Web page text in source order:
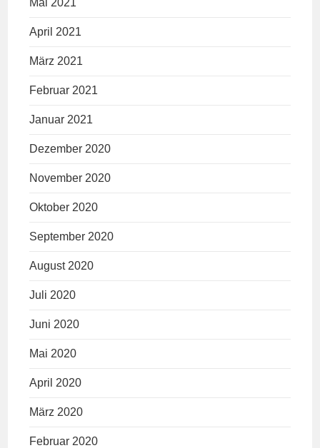
Mai 2021
April 2021
März 2021
Februar 2021
Januar 2021
Dezember 2020
November 2020
Oktober 2020
September 2020
August 2020
Juli 2020
Juni 2020
Mai 2020
April 2020
März 2020
Februar 2020